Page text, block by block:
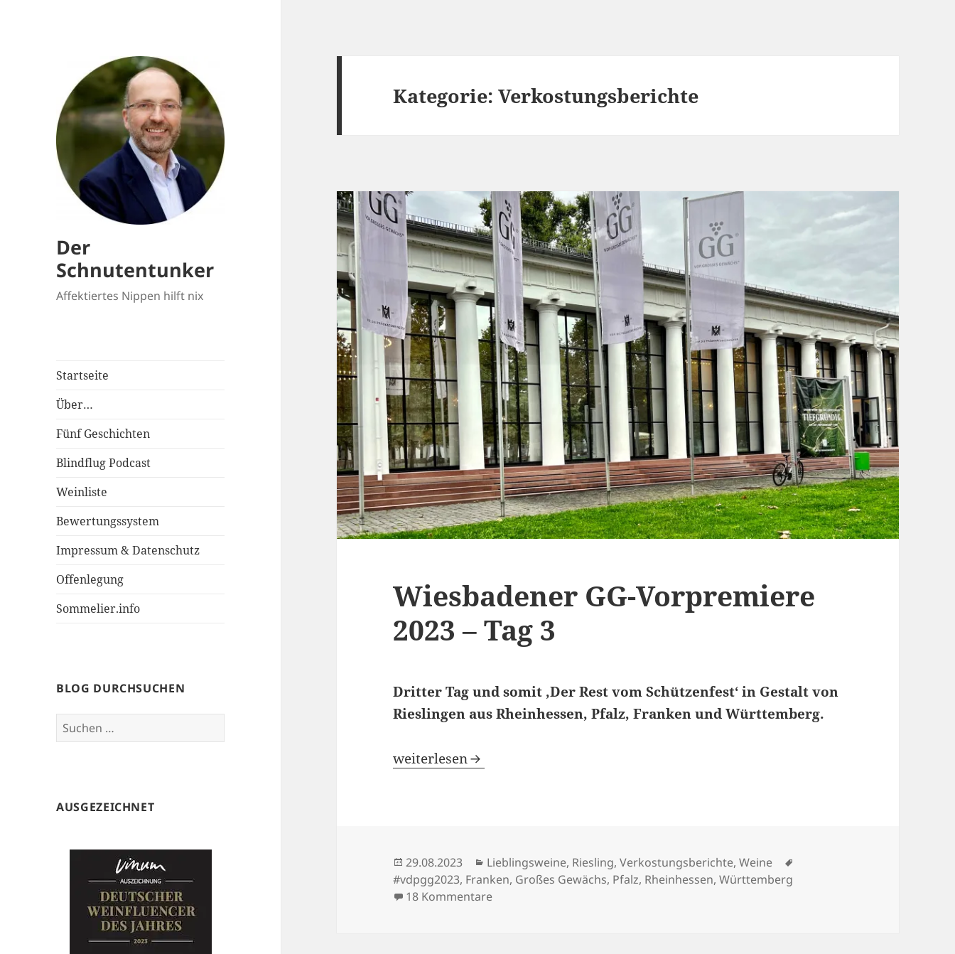
Der
Schnutentunker
Affektiertes Nippen hilft nix
Startseite
Über…
Fünf Geschichten
Blindflug Podcast
Weinliste
Bewertungssystem
Impressum & Datenschutz
Offenlegung
Sommelier.info
BLOG DURCHSUCHEN
Suchen
nach:
AUSGEZEICHNET
Kategorie:Verkostungsberichte
Wiesbadener GG-Vorpremiere
2023 – Tag 3
Dritter Tag und somit ‚Der Rest vom Schützenfest‘ in Gestalt von
Rieslingen aus Rheinhessen, Pfalz, Franken und Württemberg.
Wiesbadener GG-Vorpremiere 2023 – Tag 3
weiterlesen
Veröffentlicht
am
29.08.2023 Kategorien
Lieblingsweine, Riesling,Verkostungsberichte,Weine
#vdpgg2023, Franken, Großes Gewächs, Pfalz, Rheinhessen,Württemberg
18 Kommentarezu Wiesbadener GG-Vorpremiere 2023 – Tag 3